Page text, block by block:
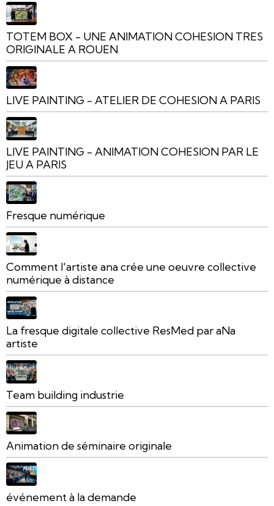
TOTEM BOX - UNE ANIMATION COHESION TRES
ORIGINALE A ROUEN
LIVE PAINTING - ATELIER DE COHESION A PARIS
LIVE PAINTING - ANIMATION COHESION PAR LE
JEU A PARIS
Fresque numérique
Comment l'artiste ana crée une oeuvre collective
numérique à distance
La fresque digitale collective ResMed par aNa
artiste
Team building industrie
Animation de séminaire originale
événement à la demande